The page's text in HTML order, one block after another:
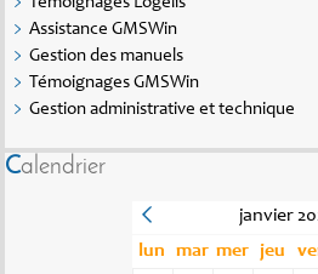
Assistance GMSWin
Gestion des manuels
Témoignages GMSWin
Gestion administrative et technique
Calendrier
janvier
lun
mar mer jeu